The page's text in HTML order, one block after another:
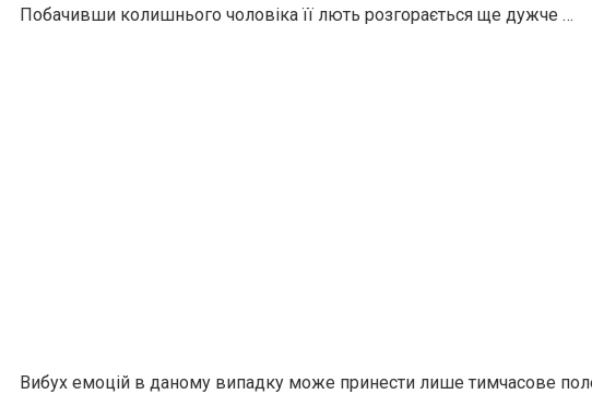
Побачивши колишнього чоловіка її лють розгорається ще дужче …
Вибух емоцій в даному випадку може принести лише тимчасове